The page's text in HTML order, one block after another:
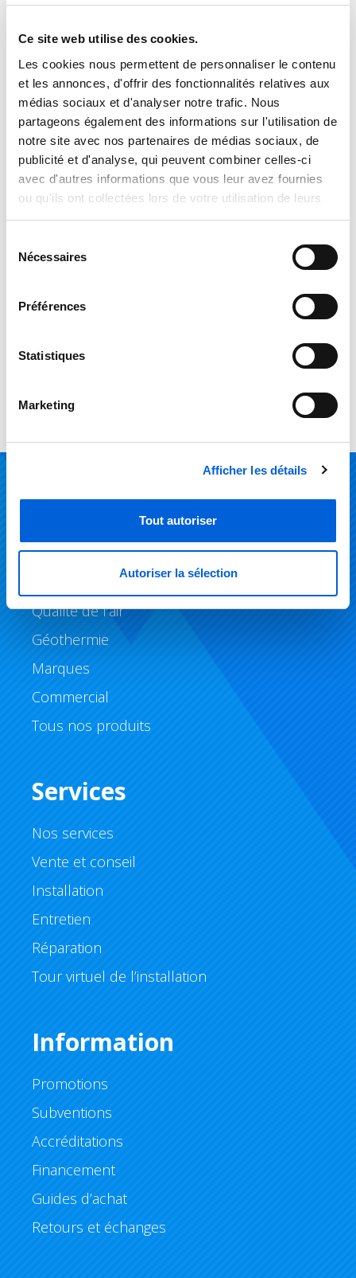
Ce site web utilise des cookies.
Les cookies nous permettent de personnaliser le contenu
et les annonces, d'offrir des fonctionnalités relatives aux
médias sociaux et d'analyser notre trafic. Nous
partageons également des informations sur l'utilisation de
notre site avec nos partenaires de médias sociaux, de
publicité et d'analyse, qui peuvent combiner celles-ci
avec d'autres informations que vous leur avez fournies
ou qu'ils ont collectées lors de votre utilisation de leurs
services.
Nécessaires
Préférences
Statistiques
Marketing
Afficher les détails
Tout autoriser
Autoriser la sélection
conclue avant l’émission et l’acceptation
écrite d’une soumission officielle. Tran
Climatisation se réserve le droit de
corriger ou de mettre à jour sans préavis
toute information, description ou
disponibilité de produit, notamment en
cas d’erreur humaine, technique ou de
mise à jour du manufacturier. Pour
un prix exact ou des renseignements
communiquer directement avec notre
conseiller et de répondre à toutes vos
Climatisation
Qualité de l’air
Géothermie
Marques
Commercial
Tous nos produits
Services
Nos services
Vente et conseil
Installation
Entretien
Réparation
Tour virtuel de l’installation
Information
Promotions
Subventions
Accréditations
Financement
Guides d’achat
Retours et échanges